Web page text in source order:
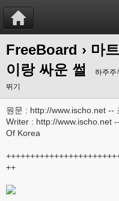
FreeBoard › 마
이랑 싸운 썰
하주주
뛰기
원문 : http://www.ischo.net --
Writer : http://www.ischo.net
Of Korea
++